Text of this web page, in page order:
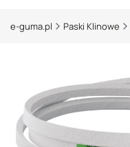
e-guma.pl Paski Klinowe